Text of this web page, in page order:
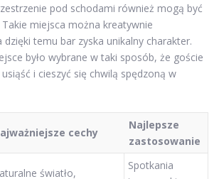
pod schodami również mogą być
miejsca można kreatywnie
temu bar zyska unikalny charakter.
było wybrane w taki sposób, że goście
i cieszyć się chwilą spędzoną w
cechy
Najlepsze
zastosowanie
światło,
Spotkania